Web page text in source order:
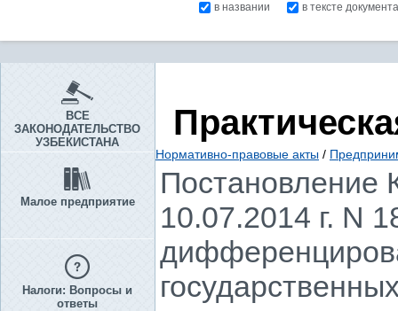
в названии в тексте документа
ВСЕ
ЗАКОНОДАТЕЛЬСТВО
УЗБЕКИСТАНА
Малое предприятие
Налоги: Вопросы и
ответы
Нормативно-правовые акты /
Постановление
10.07.2014 г. N